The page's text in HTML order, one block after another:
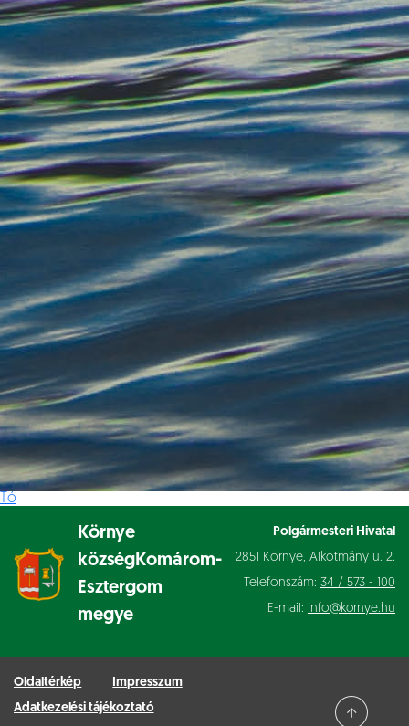
Tó
Környe
község Komárom-
Esztergom
megye
Polgármesteri Hivatal
2851 Környe, Alkotmány u. 2.
Telefonszám: 34 / 573 - 100
E-mail: info@kornye.hu
Oldaltérkép
Impresszum
Adatkezelési tájékoztató